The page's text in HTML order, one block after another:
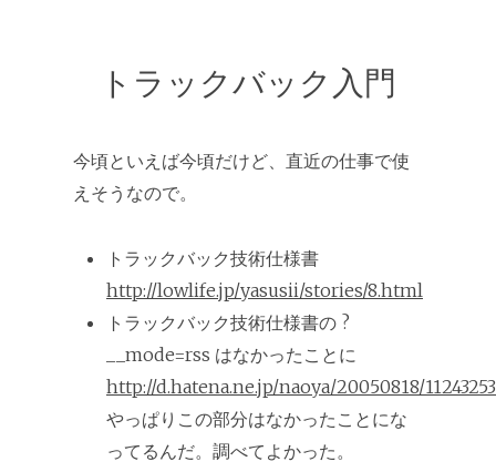
トラックバック入門
今頃といえば今頃だけど、直近の仕事で使
えそうなので。
トラックバック技術仕様書
http://lowlife.jp/yasusii/stories/8.html
トラックバック技術仕様書の ?
__mode=rss はなかったことに
http://d.hatena.ne.jp/naoya/20050818/
やっぱりこの部分はなかったことにな
ってるんだ。調べてよかった。